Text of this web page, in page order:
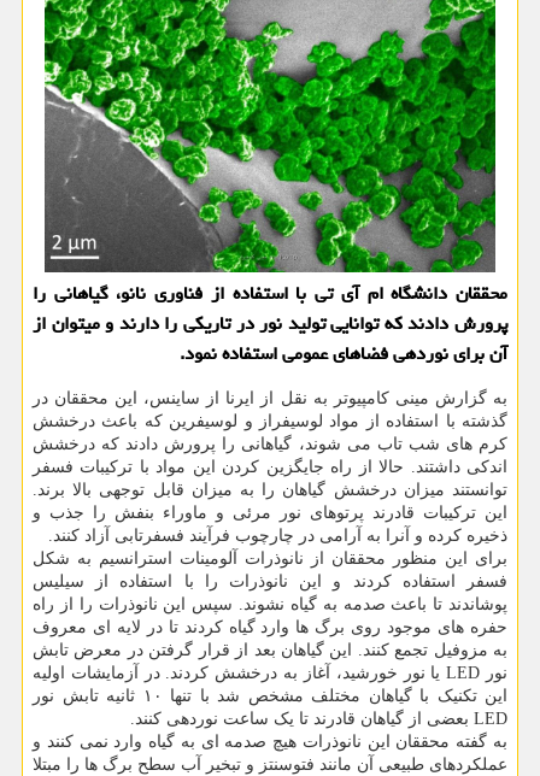
محققان دانشگاه ام آی تی با استفاده از فناوری نانو، گیاهانی را
پرورش دادند که توانایی تولید نور در تاریکی را دارند و میتوان از
آن برای نوردهی فضاهای عمومی استفاده نمود.
به گزارش مینی کامپیوتر به نقل از ایرنا از ساینس، این محققان در
گذشته با استفاده از مواد لوسیفراز و لوسیفرین که باعث درخشش
کرم های شب تاب می شوند، گیاهانی را پرورش دادند که درخشش
اندکی داشتند. حالا از راه جایگزین کردن این مواد با ترکیبات فسفر
توانستند میزان درخشش گیاهان را به میزان قابل توجهی بالا برند.
این ترکیبات قادرند پرتوهای نور مرئی و ماوراء بنفش را جذب و
ذخیره کرده و آنرا به آرامی در چارچوب فرآیند فسفرتابی آزاد کنند.
برای این منظور محققان از نانوذرات آلومینات استرانسیم به شکل
فسفر استفاده کردند و این نانوذرات را با استفاده از سیلیس
پوشاندند تا باعث صدمه به گیاه نشوند. سپس این نانوذرات را از راه
حفره های موجود روی برگ ها وارد گیاه کردند تا در لایه ای معروف
به مزوفیل تجمع کنند. این گیاهان بعد از قرار گرفتن در معرض تابش
نور LED یا نور خورشید، آغاز به درخشش کردند. در آزمایشات اولیه
این تکنیک با گیاهان مختلف مشخص شد با تنها ۱۰ ثانیه تابش نور
LED بعضی از گیاهان قادرند تا یک ساعت نوردهی کنند.
به گفته محققان این نانوذرات هیچ صدمه ای به گیاه وارد نمی کنند و
عملکردهای طبیعی آن مانند فتوسنتز و تبخیر آب سطح برگ ها را مبتلا